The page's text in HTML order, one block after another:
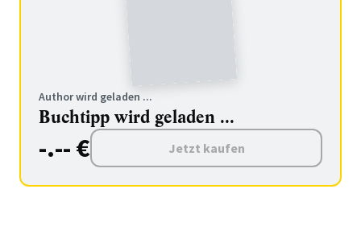
Author wird geladen ...
Buchtipp wird geladen ...
-.-- € Jetzt kaufen